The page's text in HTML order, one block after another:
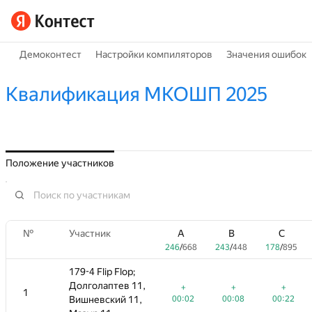
Демоконтест Настройки компиляторов Значения ошибок
Квалификация МКОШП 2025
Положение участников
№ Участник A
246/668
B
243/448
C
178/895
1
179-4 Flip Flop;
Долголаптев 11,
Вишневский 11,
+
00:02
+
00:08
+
00:22
B C E
94/406
F
15/543
G
21/44
00:08
+
00:22
+
00:15
+1
00:48
+1
02:09
+
01:24
№ Участник A
246/668
B
243/448
C
178/895
1
179-4 Flip Flop;
Долголаптев 11,
Вишневский 11,
+
00:02
+
00:08
+
00:22